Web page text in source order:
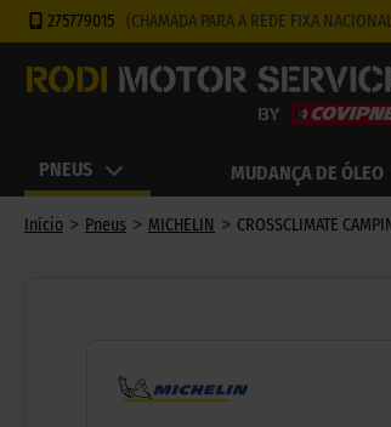
275779015 (CHAMADA PARA A REDE FIXA
PNEUS MUDANÇA DE ÓLEO
Início > Pneus > MICHELIN > CROSSCLIMATE